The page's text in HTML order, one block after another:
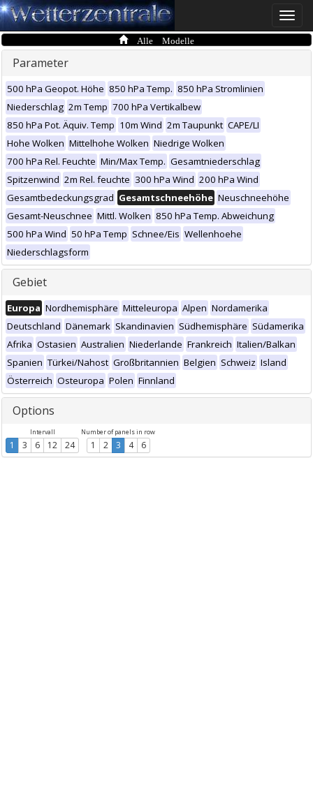
Toggle
Alle Modelle
Parameter
500 hPa Geopot. Höhe 850 hPa Temp. 850 hPa Stromlinien
Niederschlag 2m Temp 700 hPa Vertikalbew
850 hPa Pot. Äquiv. Temp 10m Wind 2m Taupunkt CAPE/LI
Hohe Wolken Mittelhohe Wolken Niedrige Wolken
700 hPa Rel. Feuchte Min/Max Temp. Gesamtniederschlag
Spitzenwind 2m Rel. feuchte 300 hPa Wind 200 hPa Wind
Gesamtbedeckungsgrad Gesamtschneehöhe Neuschneehöhe
Gesamt-Neuschnee Mittl. Wolken 850 hPa Temp. Abweichung
500 hPa Wind 50 hPa Temp Schnee/Eis Wellenhoehe
Niederschlagsform
Gebiet
Europa Nordhemisphäre Mitteleuropa Alpen Nordamerika
Deutschland Dänemark Skandinavien Südhemisphäre Südamerika
Afrika Ostasien Australien Niederlande Frankreich Italien/Balkan
Spanien Türkei/Nahost Großbritannien Belgien Schweiz Island
Österreich Osteuropa Polen Finnland
Options
Intervall
1 3 6 12 24
Number of panels in row
1 2 3 4 6